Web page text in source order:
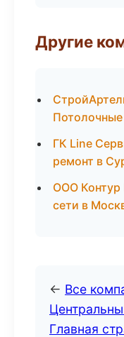
Другие
ГК Line
ремонт в
ООО
сети в
← Все
Главная